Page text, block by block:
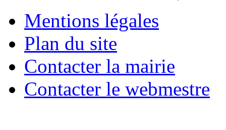
Mentions légales
Plan du site
Contacter la mairie
Contacter le webmestre